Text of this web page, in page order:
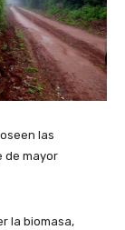
las
de mayor
la biomasa,